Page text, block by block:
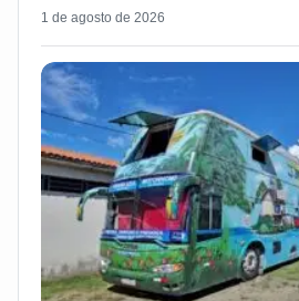
1 de agosto de 2026